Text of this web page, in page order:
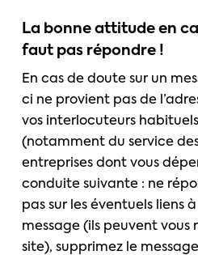
La bonne attitude en
faut pas répondre !
En cas de doute sur un
ci ne provient pas de
vos interlocuteurs habituels
(notamment du service
entreprises dont vous
conduite suivante : ne
pas sur les éventuels liens
message (ils peuvent vous
site), supprimez le